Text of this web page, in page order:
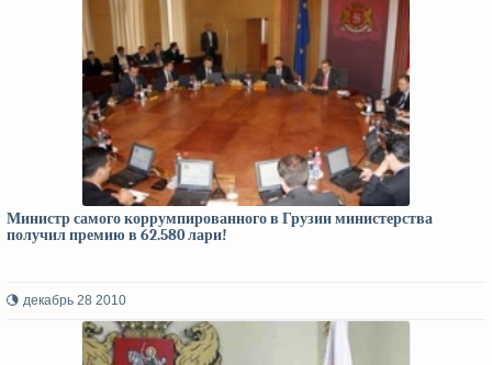
Министр самого коррумпированного в Грузии министерства
получил премию в 62.580 лари!
декабрь 28 2010